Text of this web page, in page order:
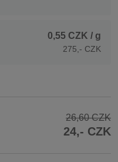
0,55 CZK / g
275,- CZK
26,60 CZK
24,- CZK